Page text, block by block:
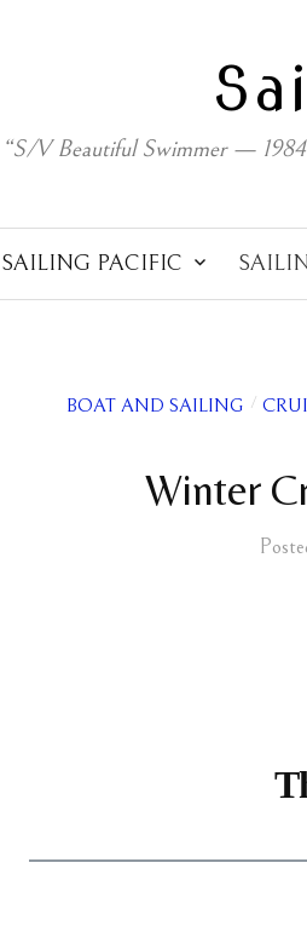
“S/V Beautiful Swimmer —
SAILING PACIFIC
BOAT AND SAILING /
Winter